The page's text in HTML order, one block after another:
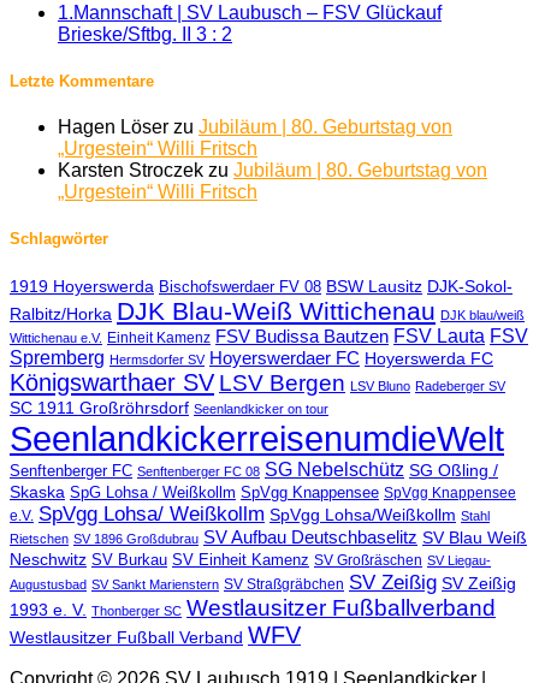
1.Mannschaft | SV Laubusch – FSV Glückauf
Brieske/Sftbg. II 3 : 2
Letzte Kommentare
Hagen Löser zu Jubiläum | 80. Geburtstag von
„Urgestein“ Willi Fritsch
Karsten Stroczek zu Jubiläum | 80. Geburtstag von
„Urgestein“ Willi Fritsch
Schlagwörter
1919 Hoyerswerda Bischofswerdaer FV 08 BSW Lausitz DJK-Sokol-
Ralbitz/Horka DJK Blau-Weiß Wittichenau DJK blau/weiß
Wittichenau e.V. Einheit Kamenz FSV Budissa Bautzen FSV Lauta FSV
Spremberg Hermsdorfer SV Hoyerswerdaer FC Hoyerswerda FC
Königswarthaer SV LSV Bergen LSV Bluno Radeberger SV
SC 1911 Großröhrsdorf Seenlandkicker on tour
SeenlandkickerreisenumdieWelt
Senftenberger FC Senftenberger FC 08 SG Nebelschütz SG Oßling /
Skaska SpG Lohsa / Weißkollm SpVgg Knappensee SpVgg Knappensee
e.V. SpVgg Lohsa/ Weißkollm SpVgg Lohsa/Weißkollm Stahl
Rietschen SV 1896 Großdubrau SV Aufbau Deutschbaselitz SV Blau Weiß
Neschwitz SV Burkau SV Einheit Kamenz SV Großräschen SV Liegau-
Augustusbad SV Sankt Marienstern SV Straßgräbchen SV Zeißig SV Zeißig
1993 e. V. Thonberger SC Westlausitzer Fußballverband
Westlausitzer Fußball Verband WFV
Copyright © 2026 SV Laubusch 1919 | Seenlandkicker |